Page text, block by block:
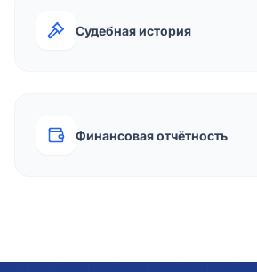
Судебная история
Финансовая отчётность